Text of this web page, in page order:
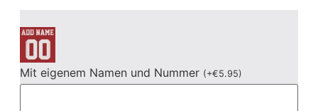
Mit eigenem Namen und Nummer (+€5.95)